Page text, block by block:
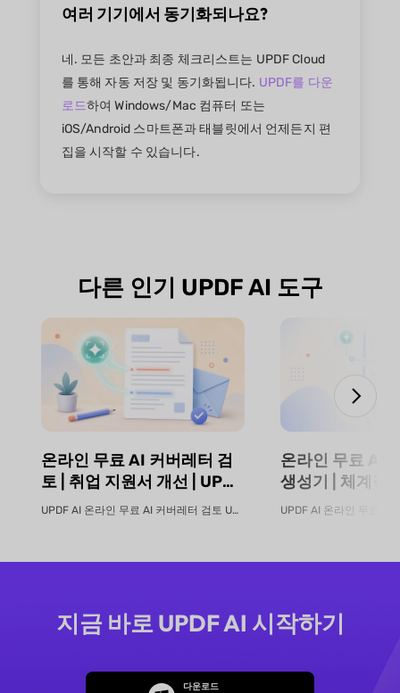
여러 기기에서 동기화되나요?
네. 모든 초안과 최종 체크리스트는 UPDF Cloud
를 통해 자동 저장 및 동기화됩니다. UPDF를 다운
로드하여 Windows/Mac 컴퓨터 또는
iOS/Android 스마트폰과 태블릿에서 언제든지 편
집을 시작할 수 있습니다.
다른 인기 UPDF AI 도구
온라인 무료 AI 커버레터 검
토 | 취업 지원서 개선 | UPDF
AI
UPDF AI 온라인 무료 AI 커버레터 검토 UPDF AI 커버레터 검...
온라인 무료 AI
생성기 | 체계적
UPDF AI
지금 바로 UPDF AI 시작하기
다운로드